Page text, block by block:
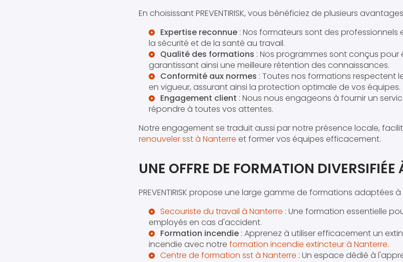
En choisissant PREVENTIRISK, vous bénéficiez de plusieurs
Expertise reconnue : Nos formateurs sont des
la sécurité et de la santé au travail.
Qualité des formations : Nos programmes sont conçus
garantissant ainsi une meilleure rétention des connaissances.
Conformité aux normes : Toutes nos formations respectent
en vigueur, assurant ainsi la protection optimale de vos équipes.
Engagement client : Nous nous engageons à fournir un
répondre à toutes vos attentes.
Notre engagement se traduit aussi par notre présence locale,
renouveler sst à Nanterre et former vos équipes efficacement.
UNE OFFRE DE FORMATION DIVERSIFIÉE
PREVENTIRISK propose une large gamme de formations adaptées
Secouriste du travail à Nanterre : Une formation essentielle
employés en cas d'accident.
Formation incendie : Apprenez à utiliser efficacement un
incendie avec notre formation incendie extincteur à Nanterre.
Centre de formation sst à Nanterre : Un espace dédié à